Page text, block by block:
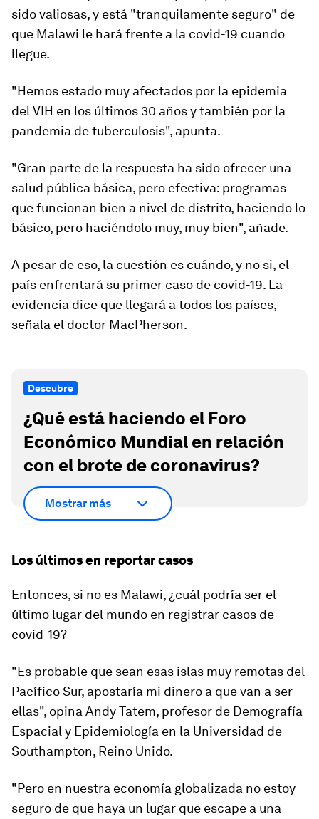
sido valiosas, y está "tranquilamente seguro" de
que Malawi le hará frente a la covid-19 cuando
llegue.
"Hemos estado muy afectados por la epidemia
del VIH en los últimos 30 años y también por la
pandemia de tuberculosis", apunta.
"Gran parte de la respuesta ha sido ofrecer una
salud pública básica, pero efectiva: programas
que funcionan bien a nivel de distrito, haciendo lo
básico, pero haciéndolo muy, muy bien", añade.
A pesar de eso, la cuestión es cuándo, y no si, el
país enfrentará su primer caso de covid-19. La
evidencia dice que llegará a todos los países,
señala el doctor MacPherson.
Descubre
¿Qué está haciendo el Foro
Económico Mundial en relación
con el brote de coronavirus?
Mostrar más
Los últimos en reportar casos
Entonces, si no es Malawi, ¿cuál podría ser el
último lugar del mundo en registrar casos de
covid-19?
"Es probable que sean esas islas muy remotas del
Pacífico Sur, apostaría mi dinero a que van a ser
ellas", opina Andy Tatem, profesor de Demografía
Espacial y Epidemiología en la Universidad de
Southampton, Reino Unido.
"Pero en nuestra economía globalizada no estoy
seguro de que haya un lugar que escape a una